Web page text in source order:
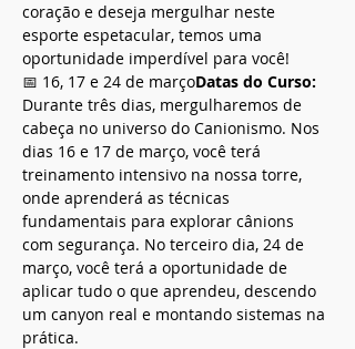
coração e deseja mergulhar neste
esporte espetacular, temos uma
oportunidade imperdível para você!
📅 16, 17 e 24 de marçoDatas do Curso:
Durante três dias, mergulharemos de
cabeça no universo do Canionismo. Nos
dias 16 e 17 de março, você terá
treinamento intensivo na nossa torre,
onde aprenderá as técnicas
fundamentais para explorar cânions
com segurança. No terceiro dia, 24 de
março, você terá a oportunidade de
aplicar tudo o que aprendeu, descendo
um canyon real e montando sistemas na
prática.